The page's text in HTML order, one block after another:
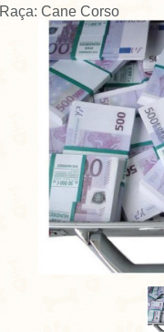
Raça: Cane Corso